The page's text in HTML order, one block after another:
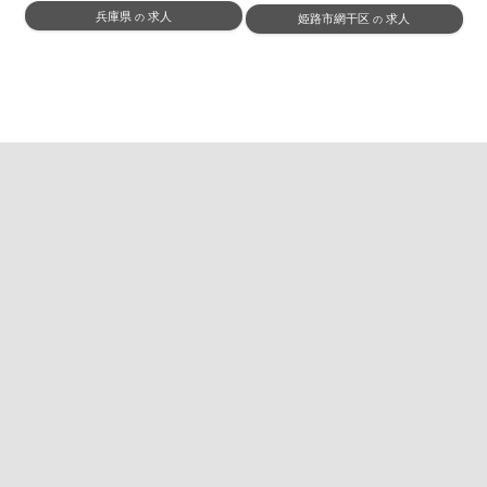
兵庫県の 求人 姫路市網干区 の 求人